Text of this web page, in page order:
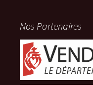
Nos Partenaires